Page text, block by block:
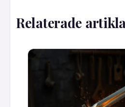
Relaterade